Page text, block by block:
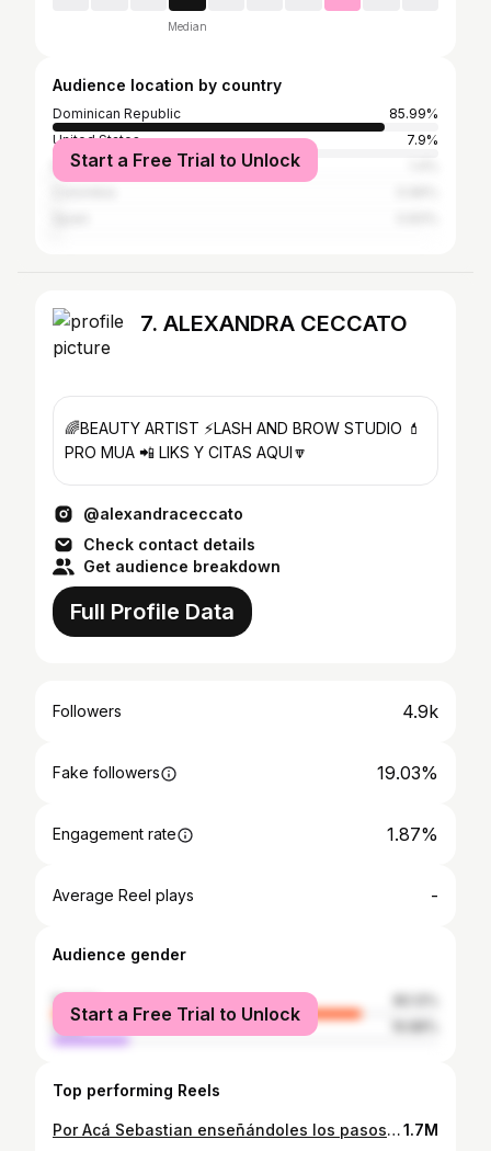
Median
Audience location by country
Dominican Republic
85.99%
United States
7.9%
Mexico
Start a Free Trial to Unlock
7. ALEXANDRA CECCATO
🌈BEAUTY ARTIST ⚡️LASH AND BROW STUDIO 💄
PRO MUA 📲 LIKS Y CITAS AQUI🔽
@alexandraceccato
Check contact details
Get audience breakdown
Full Profile Data
Followers 4.9k
Fake followers 19.03%
Engagement rate 1.87%
Average Reel plays -
Audience gender
female
male
Start a Free Trial to Unlock
Top performing Reels
Por Acá Sebastian enseñándoles los pasos prohibidos que ha aprendido 🤔🤓 @bujandafit21 Producido y dirigido por: @bujandafit21 @isamarmendoza @ranierocassoni 😅🤔 que tal quedó? #pregnancydiary #pregnancylife #babymomma1.7M